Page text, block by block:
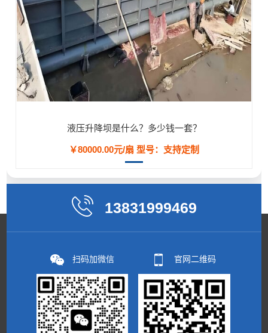
液压升降坝是什么？多少钱一套？
￥80000.00元/扇 型号：支持定制
13831999469
扫码加微信 官网二维码